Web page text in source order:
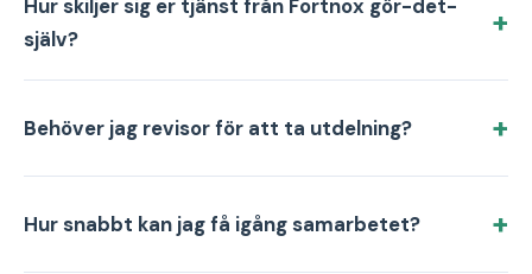
Hur skiljer sig er tjänst från Fortnox gör-det-
själv?
Behöver jag revisor för att ta utdelning?
Hur snabbt kan jag få igång samarbetet?